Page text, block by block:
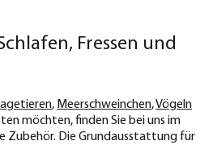
Fressen und
, Meerschweinchen,Vögeln
möchten, finden Sie bei uns im
Zubehör. Die Grundausstattung für